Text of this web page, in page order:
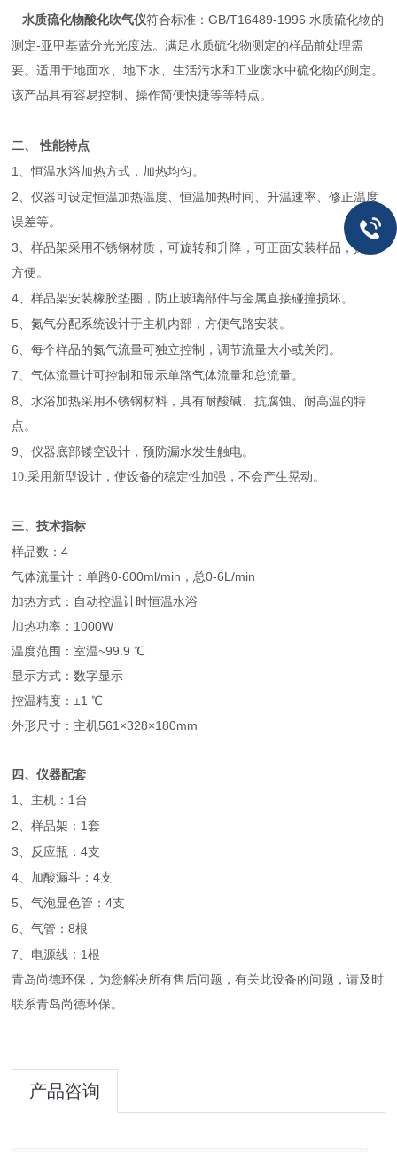
水质硫化物酸化吹气仪符合标准：GB/T16489-1996 水质硫化物的
测定-亚甲基蓝分光光度法。满足水质硫化物测定的样品前处理需
要。适用于地面水、地下水、生活污水和工业废水中硫化物的测定。
该产品具有容易控制、操作简便快捷等等特点。
二、 性能特点
1 、恒温水浴加热方式，加热均匀。
2、仪器可设定恒温加热温度、恒温加热时间、升温速率、修正温度
误差等。
3、样品架采用不锈钢材质，可旋转和升降，可正面安装样品，操作
方便。
4、样品架安装橡胶垫圈，防止玻璃部件与金属直接碰撞损坏。
5、氮气分配系统设计于主机内部，方便气路安装。
6、每个样品的氮气流量可独立控制，调节流量大小或关闭。
7、气体流量计可控制和显示单路气体流量和总流量。
8、水浴加热采用不锈钢材料，具有耐酸碱、抗腐蚀、耐高温的特
点。
9、仪器底部镂空设计，预防漏水发生触电。
10.采用新型设计，使设备的稳定性加强，不会产生晃动。
三、技术指标
样品数：4
气体流量计：单路0-600ml/min，总0-6L/min
加热方式：自动控温计时恒温水浴
加热功率：1000W
温度范围：室温~99.9 ℃
显示方式：数字显示
控温精度：±1 ℃
外形尺寸：主机561×328×180mm
四、仪器配套
1 、主机： 1 台
2、样品架： 1套
3、反应瓶：4支
4、加酸漏斗：4支
5、气泡显色管：4支
6、气管：8根
7、电源线： 1根
青岛尚德环保，为您解决所有售后问题，有关此设备的问题，请及时
联系青岛尚德环保。
产品咨询